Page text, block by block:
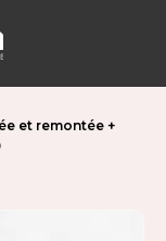
et remontée +